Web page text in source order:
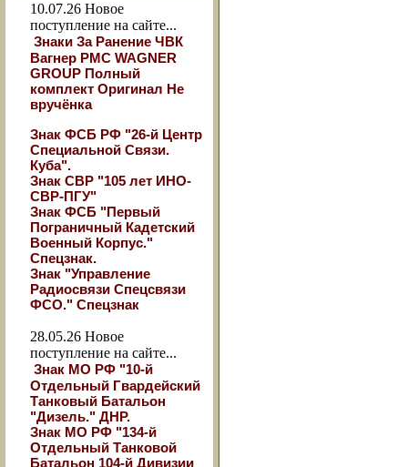
10.07.26 Новое
поступление на сайте...
Знаки За Ранение ЧВК
Вагнер РМС WAGNER
GROUP Полный
комплект Оригинал Не
вручёнка
Знак ФСБ РФ "26-й Центр
Специальной Связи.
Куба".
Знак СВР "105 лет ИНО-
СВР-ПГУ"
Знак ФСБ "Первый
Пограничный Кадетский
Военный Корпус."
Спецзнак.
Знак "Управление
Радиосвязи Спецсвязи
ФСО." Спецзнак
28.05.26 Новое
поступление на сайте...
Знак МО РФ "10-й
Отдельный Гвардейский
Танковый Батальон
"Дизель." ДНР.
Знак МО РФ "134-й
Отдельный Танковой
Батальон 104-й Дивизии